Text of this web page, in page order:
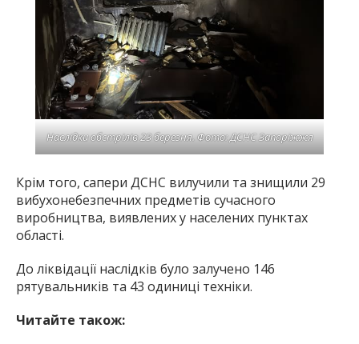
Наслідки обстрілів 23 березня. Фото: ДСНС Запоріжжя
Крім того, сапери ДСНС вилучили та знищили 29
вибухонебезпечних предметів сучасного
виробництва, виявлених у населених пунктах
області.
До ліквідації наслідків було залучено 146
рятувальників та 43 одиниці техніки.
Читайте також: